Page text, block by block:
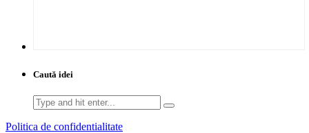
Caută idei
Search
for:
Politica de confidentialitate